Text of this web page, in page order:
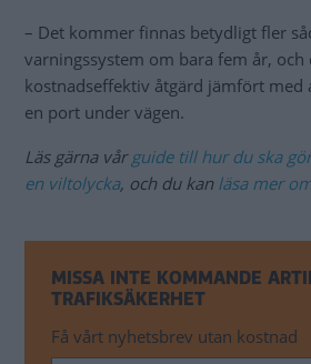
– Det kommer finnas betydligt fler
varningssystem om bara fem år, och
kostnadseffektiv åtgärd jämfört med
en port under vägen.
Läs gärna vår guide till hur du ska
en viltolycka, och du kan läsa mer
MISSA INTE KOMMANDE
TRAFIKSÄKERHET
Få vårt nyhetsbrev utan kostnad